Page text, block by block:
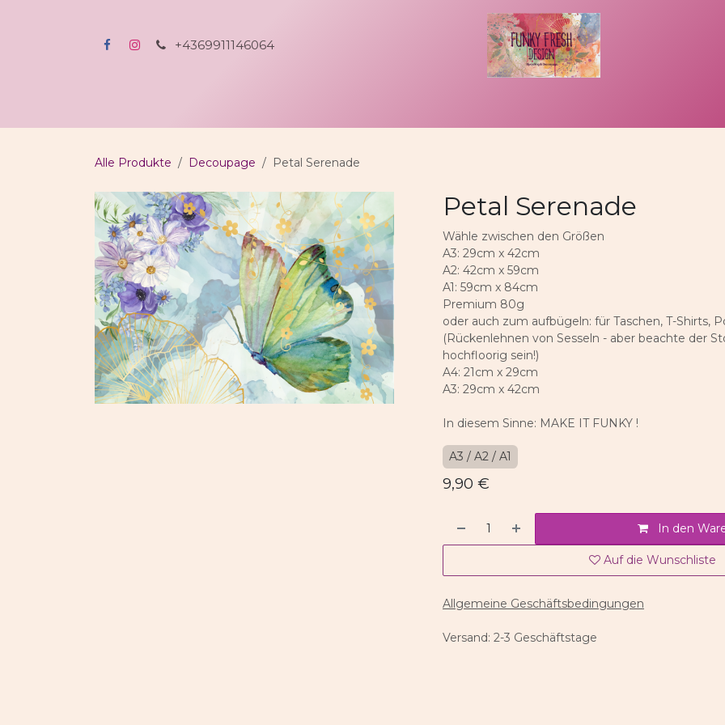
+4369911146064
Alle Produkte Decoupage Petal Serenade
Petal Serenade
Wähle zwischen den Größen
A3: 29cm x 42cm
A2: 42cm x 59cm
A1: 59cm x 84cm
Premium 80g
oder auch zum aufbügeln: für Taschen, T-Shirts,
(Rückenlehnen von Sesseln - aber beachte der
hochfloorig sein!)
A4: 21cm x 29cm
A3: 29cm x 42cm
In diesem Sinne: MAKE IT FUNKY !
A3 / A2 / A1
9,90 €
In den
Auf die Wunschliste
Allgemeine Geschäftsbedingungen
Versand: 2-3 Geschäftstage